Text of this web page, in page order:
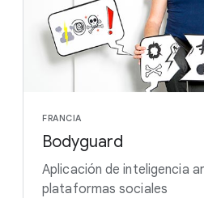
FRANCIA
Bodyguard
Aplicación de inteligencia
plataformas sociales